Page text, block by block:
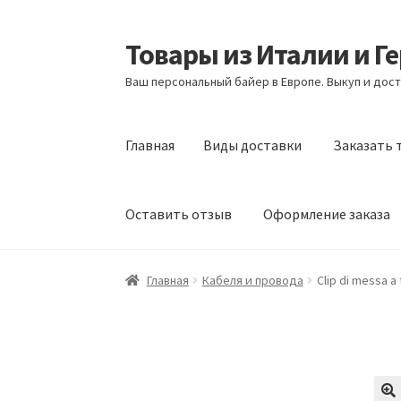
Перейти
к
навигации
Перейти
к
содержимому
Товары из Италии и
Ваш персональный байер в Европе. Выкуп и
Главная Виды доставки Заказать
Оставить отзыв Оформление заказа
Главная Виды доставки Заказать товары
Главная Кабеля и провода Clip di messa a